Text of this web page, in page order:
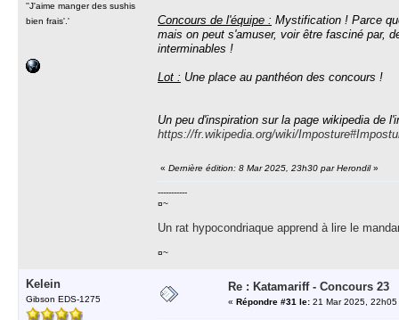
''J'aime manger des sushis
bien frais'.'
Concours de l'équipe : Mystification ! Parce
mais on peut s'amuser, voir être fasciné par,
interminables !
Lot : Une place au panthéon des concours !
Un peu d'inspiration sur la page wikipedia de
https://fr.wikipedia.org/wiki/
« Dernière édition: 8 Mar 2025, 23h30 par Herondil»
-----------
¤~
Un rat hypocondriaque apprend à lire le
¤~
Kelein
Gibson EDS-1275
Re : Katamariff - Concours 23
« Répondre #31 le: 21 Mar 2025, 22h05